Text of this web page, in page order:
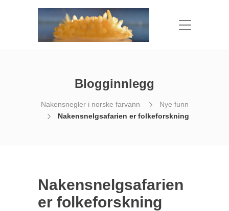
Blogginnlegg
Nakensnegler i norske farvann
Nye funn
Nakensnelgsafarien er folkeforskning
Nakensnelgsafarien
er folkeforskning